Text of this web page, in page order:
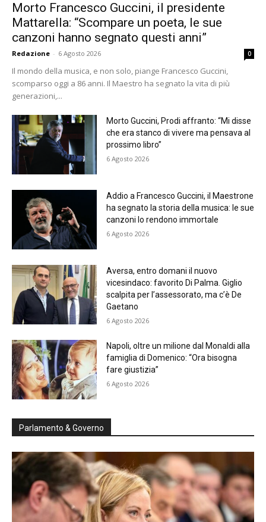
Morto Francesco Guccini, il presidente
Mattarella: “Scompare un poeta, le sue
canzoni hanno segnato questi anni”
Redazione - 6 Agosto 2026 0
Il mondo della musica, e non solo, piange Francesco Guccini,
scomparso oggi a 86 anni. Il Maestro ha segnato la vita di più
generazioni,...
Morto Guccini, Prodi affranto: “Mi disse
che era stanco di vivere ma pensava al
prossimo libro”
6 Agosto 2026
Addio a Francesco Guccini, il Maestrone
ha segnato la storia della musica: le sue
canzoni lo rendono immortale
6 Agosto 2026
Aversa, entro domani il nuovo
vicesindaco: favorito Di Palma. Giglio
scalpita per l’assessorato, ma c’è De
Gaetano
6 Agosto 2026
Napoli, oltre un milione dal Monaldi alla
famiglia di Domenico: “Ora bisogna
fare giustizia”
6 Agosto 2026
Parlamento & Governo